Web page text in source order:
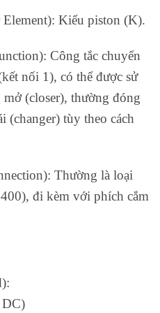
Element): Kiểu piston (K).
Công tắc chuyển
nối 1), có thể được sử
(closer), thường đóng
(changer) tùy theo cách
Thường là loại
đi kèm với phích cắm